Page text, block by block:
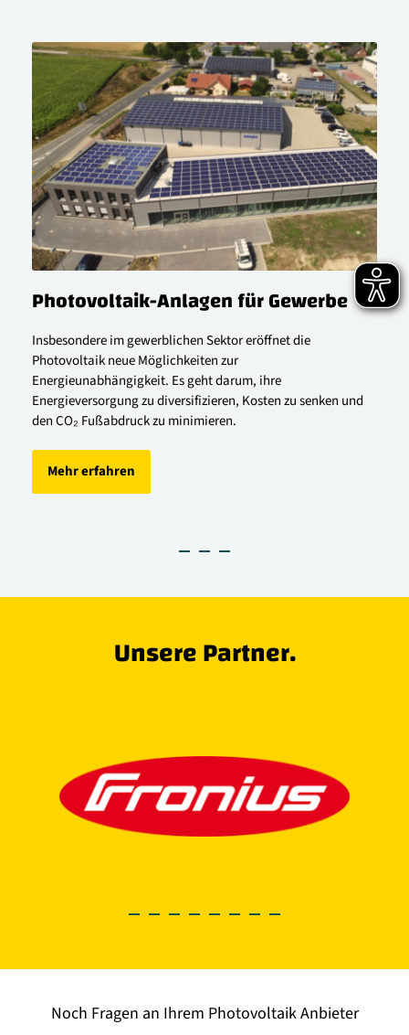
Photovoltaik-Anlagen für Gewerbe
Insbesondere im gewerblichen Sektor eröffnet die
Photovoltaik neue Möglichkeiten zur
Energieunabhängigkeit. Es geht darum, ihre
Energieversorgung zu diversifizieren, Kosten zu senken und
den CO₂ Fußabdruck zu minimieren.
Mehr erfahren
Unsere Partner.
Noch Fragen an Ihrem Photovoltaik Anbieter